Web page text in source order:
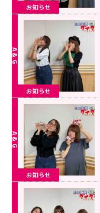
お知らせ
お知らせ
お知らせ